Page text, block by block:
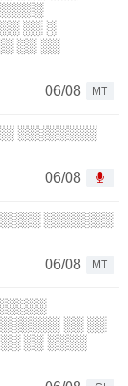
░░ ░
░░ ░░
06/08
MT
░░░░░░░░
06/08
░░░░░░░
06/08
MT
░░ ░░
░░ ░░░░